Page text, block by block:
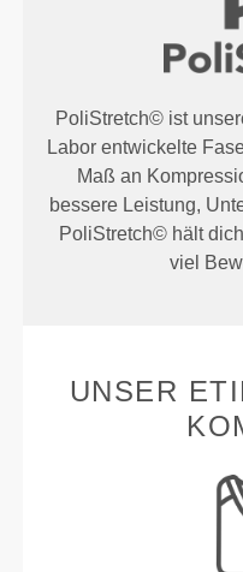
PoliStretch© ist
Labor entwickelte
Maß an
bessere Leistung,
PoliStretch© hält
viel
UNSER